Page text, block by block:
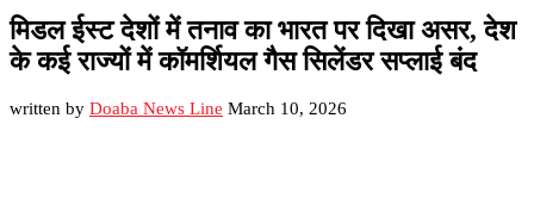
मिडल ईस्ट देशों में तनाव का भारत पर दिखा असर, देश
के कई राज्यों में कॉमर्शियल गैस सिलेंडर सप्लाई बंद
written by Doaba News Line March 10, 2026